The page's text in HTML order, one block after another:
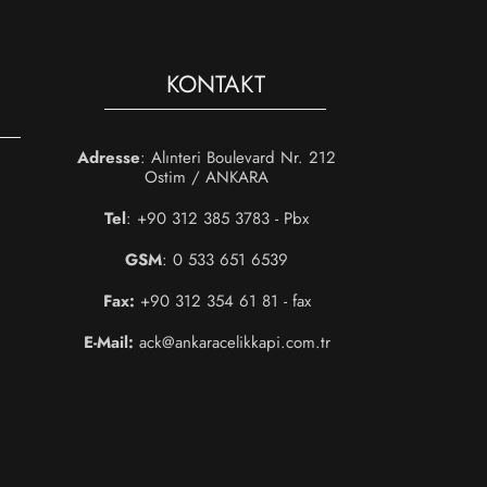
KONTAKT
Adresse: Alınteri Boulevard Nr. 212
Ostim / ANKARA
Tel: +90 312 385 3783 - Pbx
GSM: 0 533 651 6539
Fax: +90 312 354 61 81 - fax
E-Mail: ack@ankaracelikkapi.com.tr